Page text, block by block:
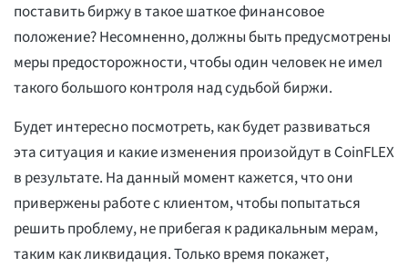
поставить биржу в такое шаткое финансовое
положение? Несомненно, должны быть предусмотрены
меры предосторожности, чтобы один человек не имел
такого большого контроля над судьбой биржи.
Будет интересно посмотреть, как будет развиваться
эта ситуация и какие изменения произойдут в CoinFLEX
в результате. На данный момент кажется, что они
привержены работе с клиентом, чтобы попытаться
решить проблему, не прибегая к радикальным мерам,
таким как ликвидация. Только время покажет,